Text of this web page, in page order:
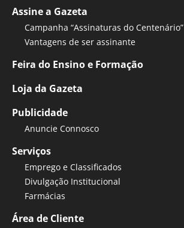
Assine a Gazeta
Campanha “Assinaturas do Centenário”
Vantagens de ser assinante
Feira do Ensino e Formação
Loja da Gazeta
Publicidade
Anuncie Connosco
Serviços
Emprego e Classificados
Divulgação Institucional
Farmácias
Área de Cliente